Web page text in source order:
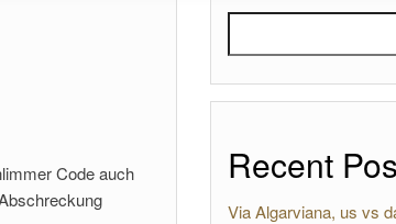
Code auch
Recent
Via Algarviana, us vs